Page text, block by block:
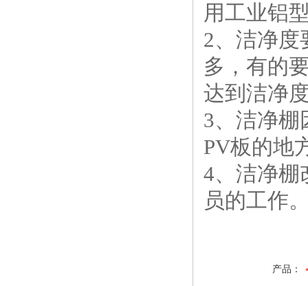
用工业铝
2、洁净度
多，有的
达到洁净
3、洁净棚
PV板的地
4、洁净棚
员的工作
产品：